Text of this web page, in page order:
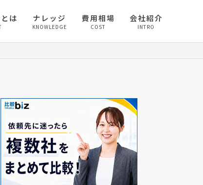
は ナレッジ
KNOWLEDGE
費用相場
COST
会社紹介
INTRO